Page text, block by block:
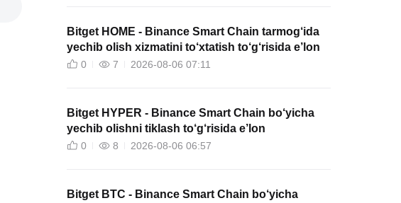
Bitget HOME - Binance Smart Chain tarmog‘ida
yechib olish xizmatini to‘xtatish to‘g‘risida e’lon
0 7 2026-08-06 07:11
Bitget HYPER - Binance Smart Chain bo‘yicha
yechib olishni tiklash to‘g‘risida e’lon
0 8 2026-08-06 06:57
Bitget BTC - Binance Smart Chain bo‘yicha